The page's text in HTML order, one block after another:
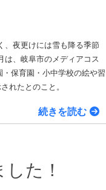
、夜更けには雪も降る季節
は、岐阜市のメディアコス
保育園・小中学校の絵や習
れたとのこと。
続きを読む
た！